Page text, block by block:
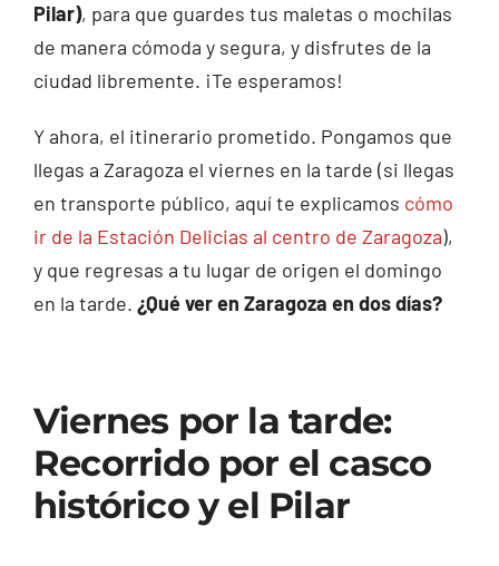
Pilar), para que guardes tus maletas o mochilas
de manera cómoda y segura, y disfrutes de la
ciudad libremente. ¡Te esperamos!
Y ahora, el itinerario prometido. Pongamos que
llegas a Zaragoza el viernes en la tarde (si llegas
en transporte público, aquí te explicamos cómo
ir de la Estación Delicias al centro de Zaragoza),
y que regresas a tu lugar de origen el domingo
en la tarde. ¿Qué ver en Zaragoza en dos días?
Viernes por la tarde:
Recorrido por el casco
histórico y el Pilar